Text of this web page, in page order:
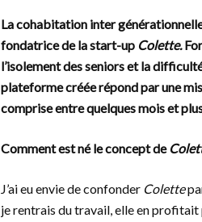
La cohabitation inter
fondatrice de la start-up Colette.
l’isolement des seniors et la
plateforme créée répond par une
comprise entre quelques mois et
Comment est né le concept de
J’ai eu envie de confonder Colette
je rentrais du travail, elle en profitait